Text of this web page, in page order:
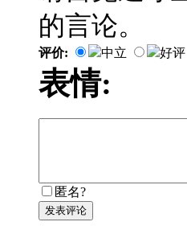
的言论。
评价: 中立 好评
表情:
匿名?
发表评论